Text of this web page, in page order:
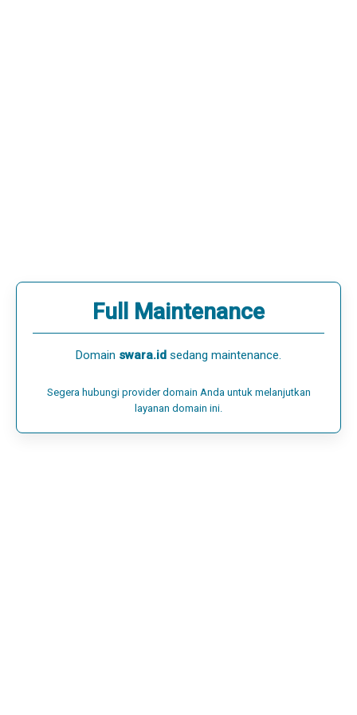
Full Maintenance
Domain swara.id sedang maintenance.
Segera hubungi provider domain Anda untuk melanjutkan
layanan domain ini.